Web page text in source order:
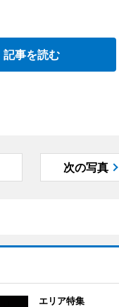
記事を読む
次の写真
エリア特集